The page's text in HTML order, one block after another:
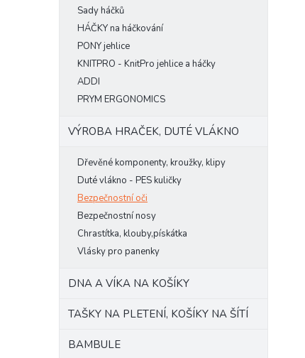
Sady háčků
HÁČKY na háčkování
PONY jehlice
KNITPRO - KnitPro jehlice a háčky
ADDI
PRYM ERGONOMICS
VÝROBA HRAČEK, DUTÉ VLÁKNO
Dřevěné komponenty, kroužky, klipy
Duté vlákno - PES kuličky
Bezpečnostní oči
Bezpečnostní nosy
Chrastítka, klouby,pískátka
Vlásky pro panenky
DNA A VÍKA NA KOŠÍKY
TAŠKY NA PLETENÍ, KOŠÍKY NA ŠÍTÍ
BAMBULE